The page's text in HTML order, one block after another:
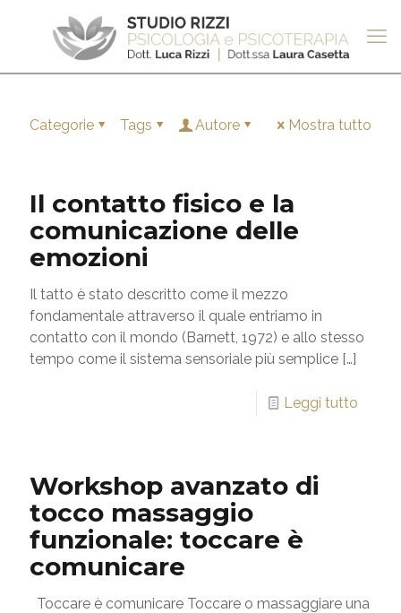
Categorie Tags Autore Mostra tutto
Il contatto fisico e la
comunicazione delle
emozioni
Il tatto è stato descritto come il mezzo
fondamentale attraverso il quale entriamo in
contatto con il mondo (Barnett, 1972) e allo stesso
tempo come il sistema sensoriale più semplice […]
Leggi tutto
Workshop avanzato di
tocco massaggio
funzionale: toccare è
comunicare
Toccare è comunicare Toccare o massaggiare una